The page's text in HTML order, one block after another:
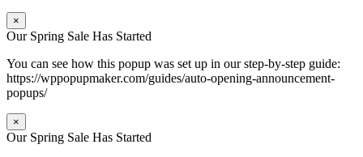
×
Our Spring Sale Has Started
You can see how this popup was set up in our step-by-step guide:
https://wppopupmaker.com/guides/auto-opening-announcement-
popups/
×
Our Spring Sale Has Started